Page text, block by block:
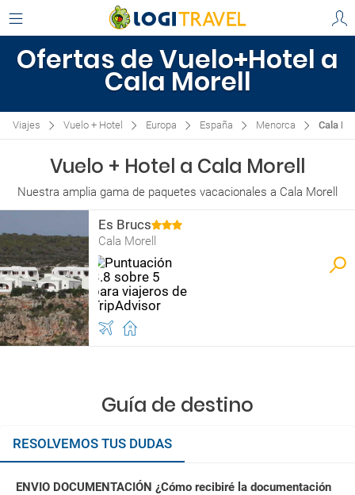
Ofertas de Vuelo+Hotel a
Cala Morell
Viajes Vuelo + Hotel Europa España Menorca Cala
Vuelo + Hotel a Cala Morell
Nuestra amplia gama de paquetes vacacionales a Cala Morell
Es Brucs
Cala Morell
Guía de destino
RESOLVEMOS TUS DUDAS
ENVIO DOCUMENTACIÓN ¿Cómo recibiré la documentación